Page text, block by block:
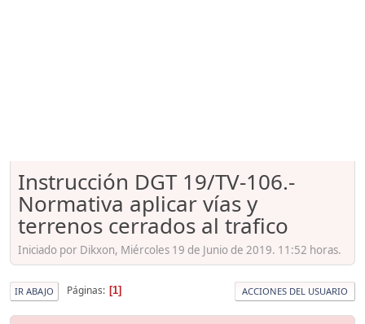
Instrucción DGT 19/TV-106.-
Normativa aplicar vías y
terrenos cerrados al trafico
Iniciado por Dikxon, Miércoles 19 de Junio de 2019. 11:52 horas.
IR ABAJO Páginas 1 ACCIONES DEL USUARIO